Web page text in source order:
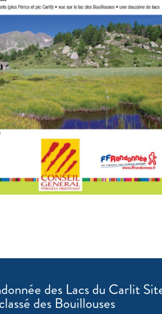
des Lacs du Carlit
classé des Bouillouses